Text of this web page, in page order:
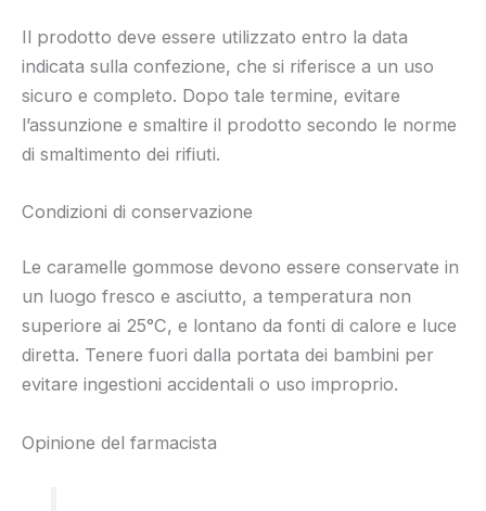
Il prodotto deve essere utilizzato entro la data
indicata sulla confezione, che si riferisce a un uso
sicuro e completo. Dopo tale termine, evitare
l’assunzione e smaltire il prodotto secondo le norme
di smaltimento dei rifiuti.
Condizioni di conservazione
Le caramelle gommose devono essere conservate in
un luogo fresco e asciutto, a temperatura non
superiore ai 25°C, e lontano da fonti di calore e luce
diretta. Tenere fuori dalla portata dei bambini per
evitare ingestioni accidentali o uso improprio.
Opinione del farmacista